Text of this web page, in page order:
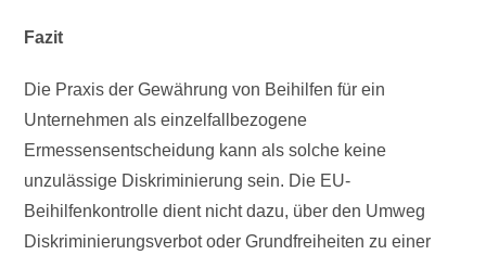
Fazit
Die Praxis der Gewährung von Beihilfen für ein
Unternehmen als einzelfallbezogene
Ermessensentscheidung kann als solche keine
unzulässige Diskriminierung sein. Die EU-
Beihilfenkontrolle dient nicht dazu, über den Umweg
Diskriminierungsverbot oder Grundfreiheiten zu einer